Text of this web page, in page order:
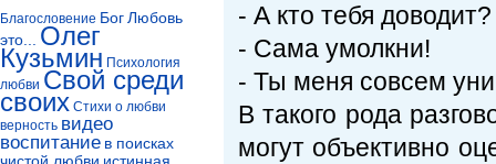
- А кто тебя доводит?
- Сама умолкни!
- Ты меня совсем
В такого рода
могут объективно
Благословение БогЛюбовь
это...
Олег
Кузьмин Психология
любви Свой среди
своих Стихи о любви
верность видео
воспитание в поисках